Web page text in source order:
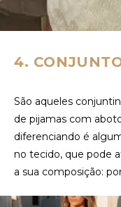
4.
São aqueles
de pijamas com
diferenciando é
no tecido, que pode
a sua composição: